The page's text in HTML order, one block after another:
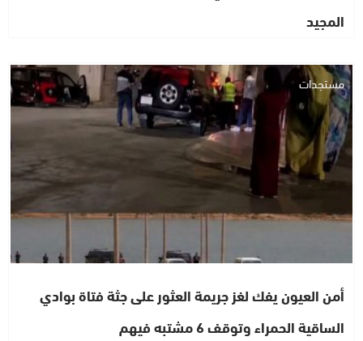
المجيد
مستجدات
أمن العيون يفك لغز جريمة العثور على جثة فتاة بوادي
الساقية الحمراء وتوقف 6 مشتبه فيهم